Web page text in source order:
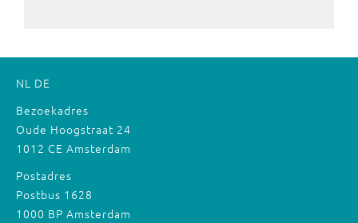
NL DE
Bezoekadres
Oude Hoogstraat 24
1012 CE Amsterdam
Postadres
Postbus 1628
1000 BP Amsterdam